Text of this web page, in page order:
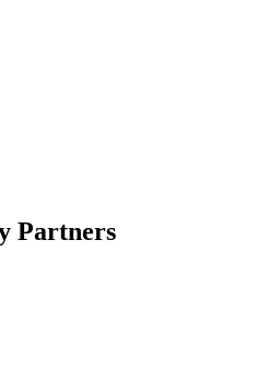
Partners